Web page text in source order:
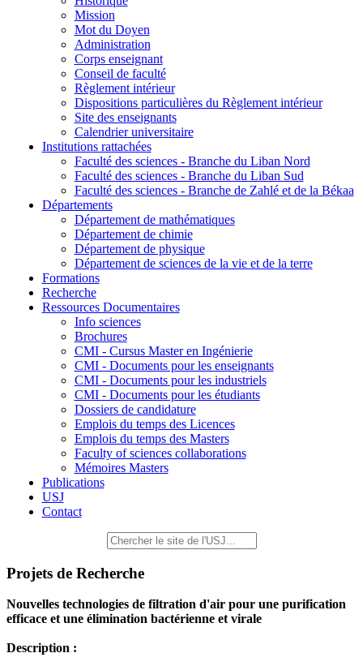
Mission
Mot du Doyen
Administration
Corps enseignant
Conseil de faculté
Règlement intérieur
Dispositions particulières du Règlement intérieur
Site des enseignants
Calendrier universitaire
Institutions rattachées
Faculté des sciences - Branche du Liban Nord
Faculté des sciences - Branche du Liban Sud
Faculté des sciences - Branche de Zahlé et de la Békaa
Départements
Département de mathématiques
Département de chimie
Département de physique
Département de sciences de la vie et de la terre
Formations
Recherche
Ressources Documentaires
Info sciences
Brochures
CMI - Cursus Master en Ingénierie
CMI - Documents pour les enseignants
CMI - Documents pour les industriels
CMI - Documents pour les étudiants
Dossiers de candidature
Emplois du temps des Licences
Emplois du temps des Masters
Faculty of sciences collaborations
Mémoires Masters
Publications
USJ
Contact
Projets de Recherche
Nouvelles technologies de filtration d'air pour une purification
efficace et une élimination bactérienne et virale
Description :